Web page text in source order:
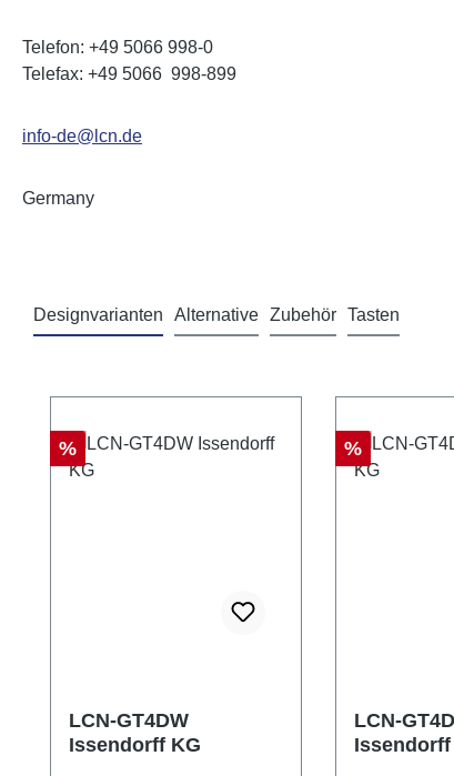
Telefon: +49 5066 998-0
Telefax: +49 5066 998-899
info-de@lcn.de
Germany
Designvarianten Alternative Zubehör Tasten
Rabat
%
LCN-GT4DW
Issendorff KG
Rabat
%
LCN-
Issendorff